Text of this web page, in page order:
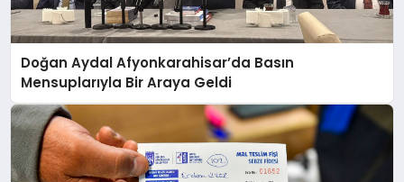
Doğan Aydal Afyonkarahisar’da Basın
Mensuplarıyla Bir Araya Geldi